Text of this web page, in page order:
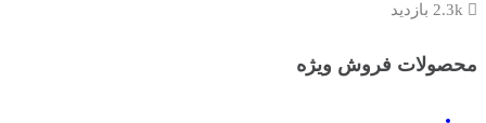
محصولات فروش ویژه